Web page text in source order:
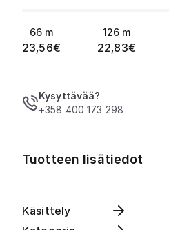
66 m
23,56€
126 m
22,83€
Kysyttävää?
+358 400 173 298
Tuotteen lisätiedot
Käsittely